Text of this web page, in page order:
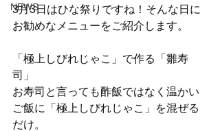
NEWS
3月3日はひな祭りですね！そんな日に
お勧めなメニューをご紹介します。
「極上しびれじゃこ」で作る「雛寿
司」
お寿司と言っても酢飯ではなく温かい
ご飯に「極上しびれじゃこ」を混ぜる
だけ。